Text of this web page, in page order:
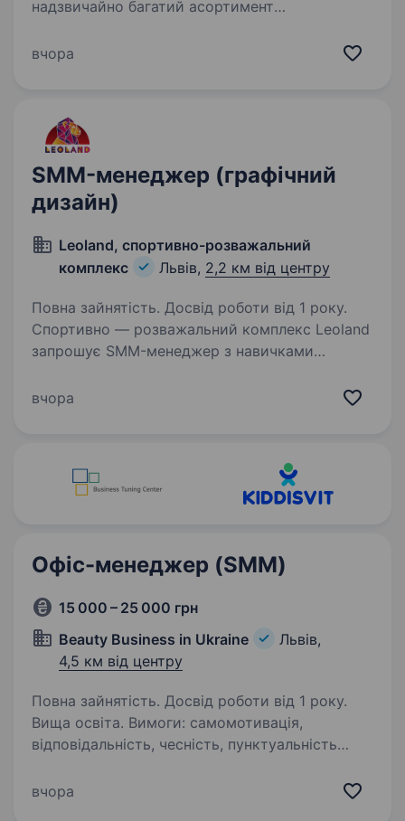
надзвичайно багатий асортимент
лаки, масла, віск і багато іншого). У нас амбітні
вчора
SMM-менеджер (графічний
дизайн)
Leoland, спортивно-розважальний
комплекс
Львів, 2,2 км від центру
Повна зайнятість. Досвід роботи від 1 року.
Спортивно — розважальний комплекс Leoland
запрошує SMM-менеджер з навичками
кожного процесу в Leoland: Відповідальність
вчора
Офіс-менеджер (SMM)
15 000 – 25 000 грн
Beauty Business in Ukraine
Львів,
4,5 км від центру
Повна зайнятість. Досвід роботи від 1 року.
Вища освіта. Вимоги: самомотивація,
відповідальність, чесність, пунктуальність
можливий гнучкий графік зайнятості, бонуси
вчора